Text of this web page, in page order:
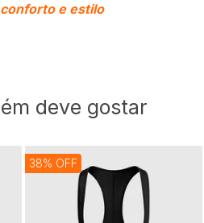
e estilo
deve gostar
38% OFF